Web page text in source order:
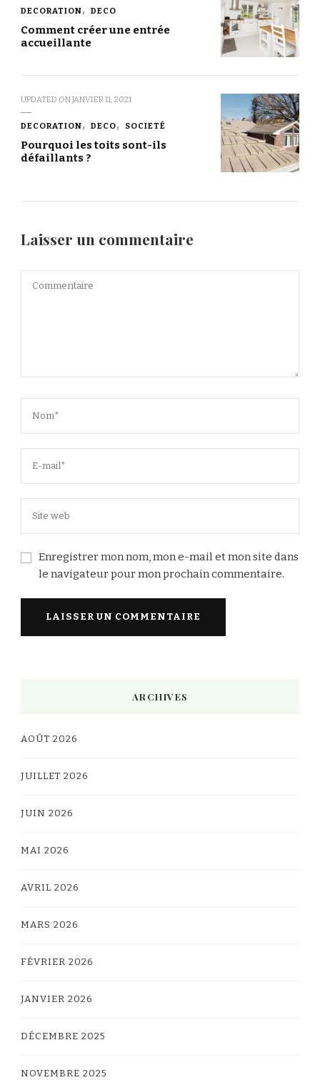
DECORATION DECO
Comment créer une entrée
accueillante
UPDATED ONJANVIER 11, 2021
DECORATION DECO SOCIETÉ
Pourquoi les toits sont-ils
défaillants ?
Laisser un commentaire
Enregistrer mon nom, mon e-mail et mon site dans
le navigateur pour mon prochain commentaire.
ARCHIVES
AOÛT 2026
JUILLET 2026
JUIN 2026
MAI 2026
AVRIL 2026
MARS 2026
FÉVRIER 2026
JANVIER 2026
DÉCEMBRE 2025
NOVEMBRE 2025